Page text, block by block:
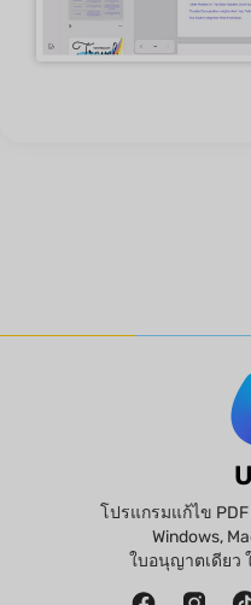
โปรแกรมแก้ไข
Windows,
ใบอนุญาตเดียว